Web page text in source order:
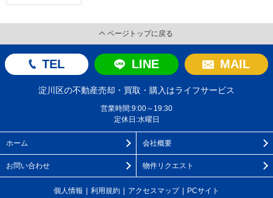
ページトップに戻る
TEL LINE MAIL
淀川区の不動産売却・買取・購入はライフサービス
営業時間:9:00～19:30
定休日:水曜日
ホーム 会社概要
お問い合わせ 物件リクエスト
個人情報 利用規約 アクセスマップ
PCサイト